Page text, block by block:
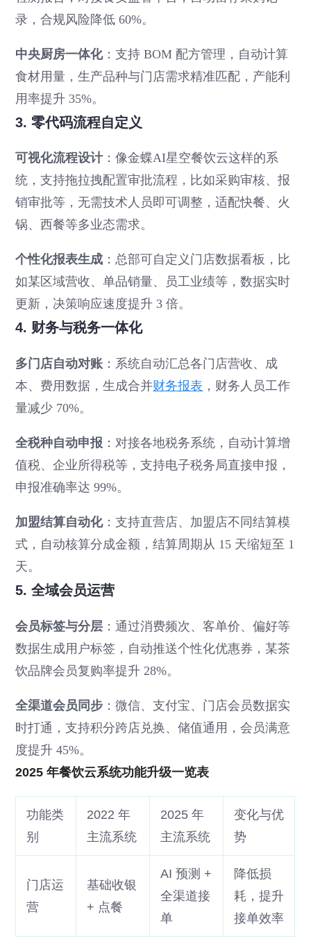
录，合规风险降低 60%。
中央厨房一体化：支持 BOM 配方管理，自动计算
食材用量，生产品种与门店需求精准匹配，产能利
用率提升 35%。
3. 零代码流程自定义
可视化流程设计：像金蝶AI星空餐饮云这样的系
统，支持拖拉拽配置审批流程，比如采购审核、报
销审批等，无需技术人员即可调整，适配快餐、火
锅、西餐等多业态需求。
个性化报表生成 ：总部可自定义门店数据看板，比
如某区域营收、单品销量、员工业绩等，数据实时
更新，决策响应速度提升 3 倍。
4. 财务与税务一体化
多门店自动对账 ：系统自动汇总各门店营收、成
本、费用数据，生成合并财务报表 ，财务人员工作
量减少 70%。
全税种自动申报 ：对接各地税务系统，自动计算增
值税、企业所得税等，支持电子税务局直接申报，
申报准确率达 99%。
加盟结算自动化：支持直营店、加盟店不同结算模
式，自动核算分成金额，结算周期从 15 天缩短至 1
天。
5. 全域会员运营
会员标签与分层 ：通过消费频次、客单价、偏好等
数据生成用户标签，自动推送个性化优惠券，某茶
饮品牌会员复购率提升 28%。
全渠道会员同步 ：微信、支付宝、门店会员数据实
时打通，支持积分跨店兑换、储值通用，会员满意
度提升 45%。
2025 年餐饮云系统功能升级一览表
功能类
别
2022 年
主流系统
2025 年
主流系统
变化与优
势
门店运
营
基础收银
+ 点餐
AI 预测 +
全渠道接
单
降低损
耗，提升
接单效率